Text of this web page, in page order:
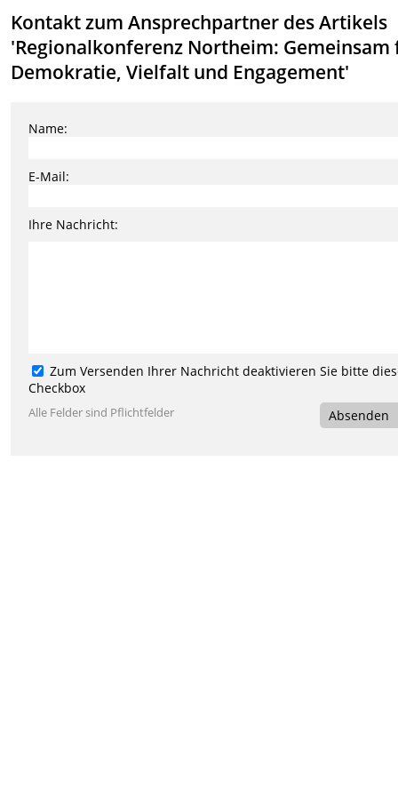
Kontakt zum Ansprechpartner des Artikels
'Regionalkonferenz Northeim: Gemeinsam
Demokratie, Vielfalt und Engagement'
Name:
E-Mail:
Ihre Nachricht:
Zum Versenden Ihrer Nachricht deaktivieren Sie bitte
Checkbox
Alle Felder sind Pflichtfelder Absenden